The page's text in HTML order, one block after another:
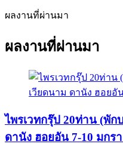
ผลงานที่ผ่านมา
ผลงานที่ผ่านมา
ไพรเวทกรุ๊ป 20ท่าน (พั
ดานัง ฮอยอัน 7-10 มกร